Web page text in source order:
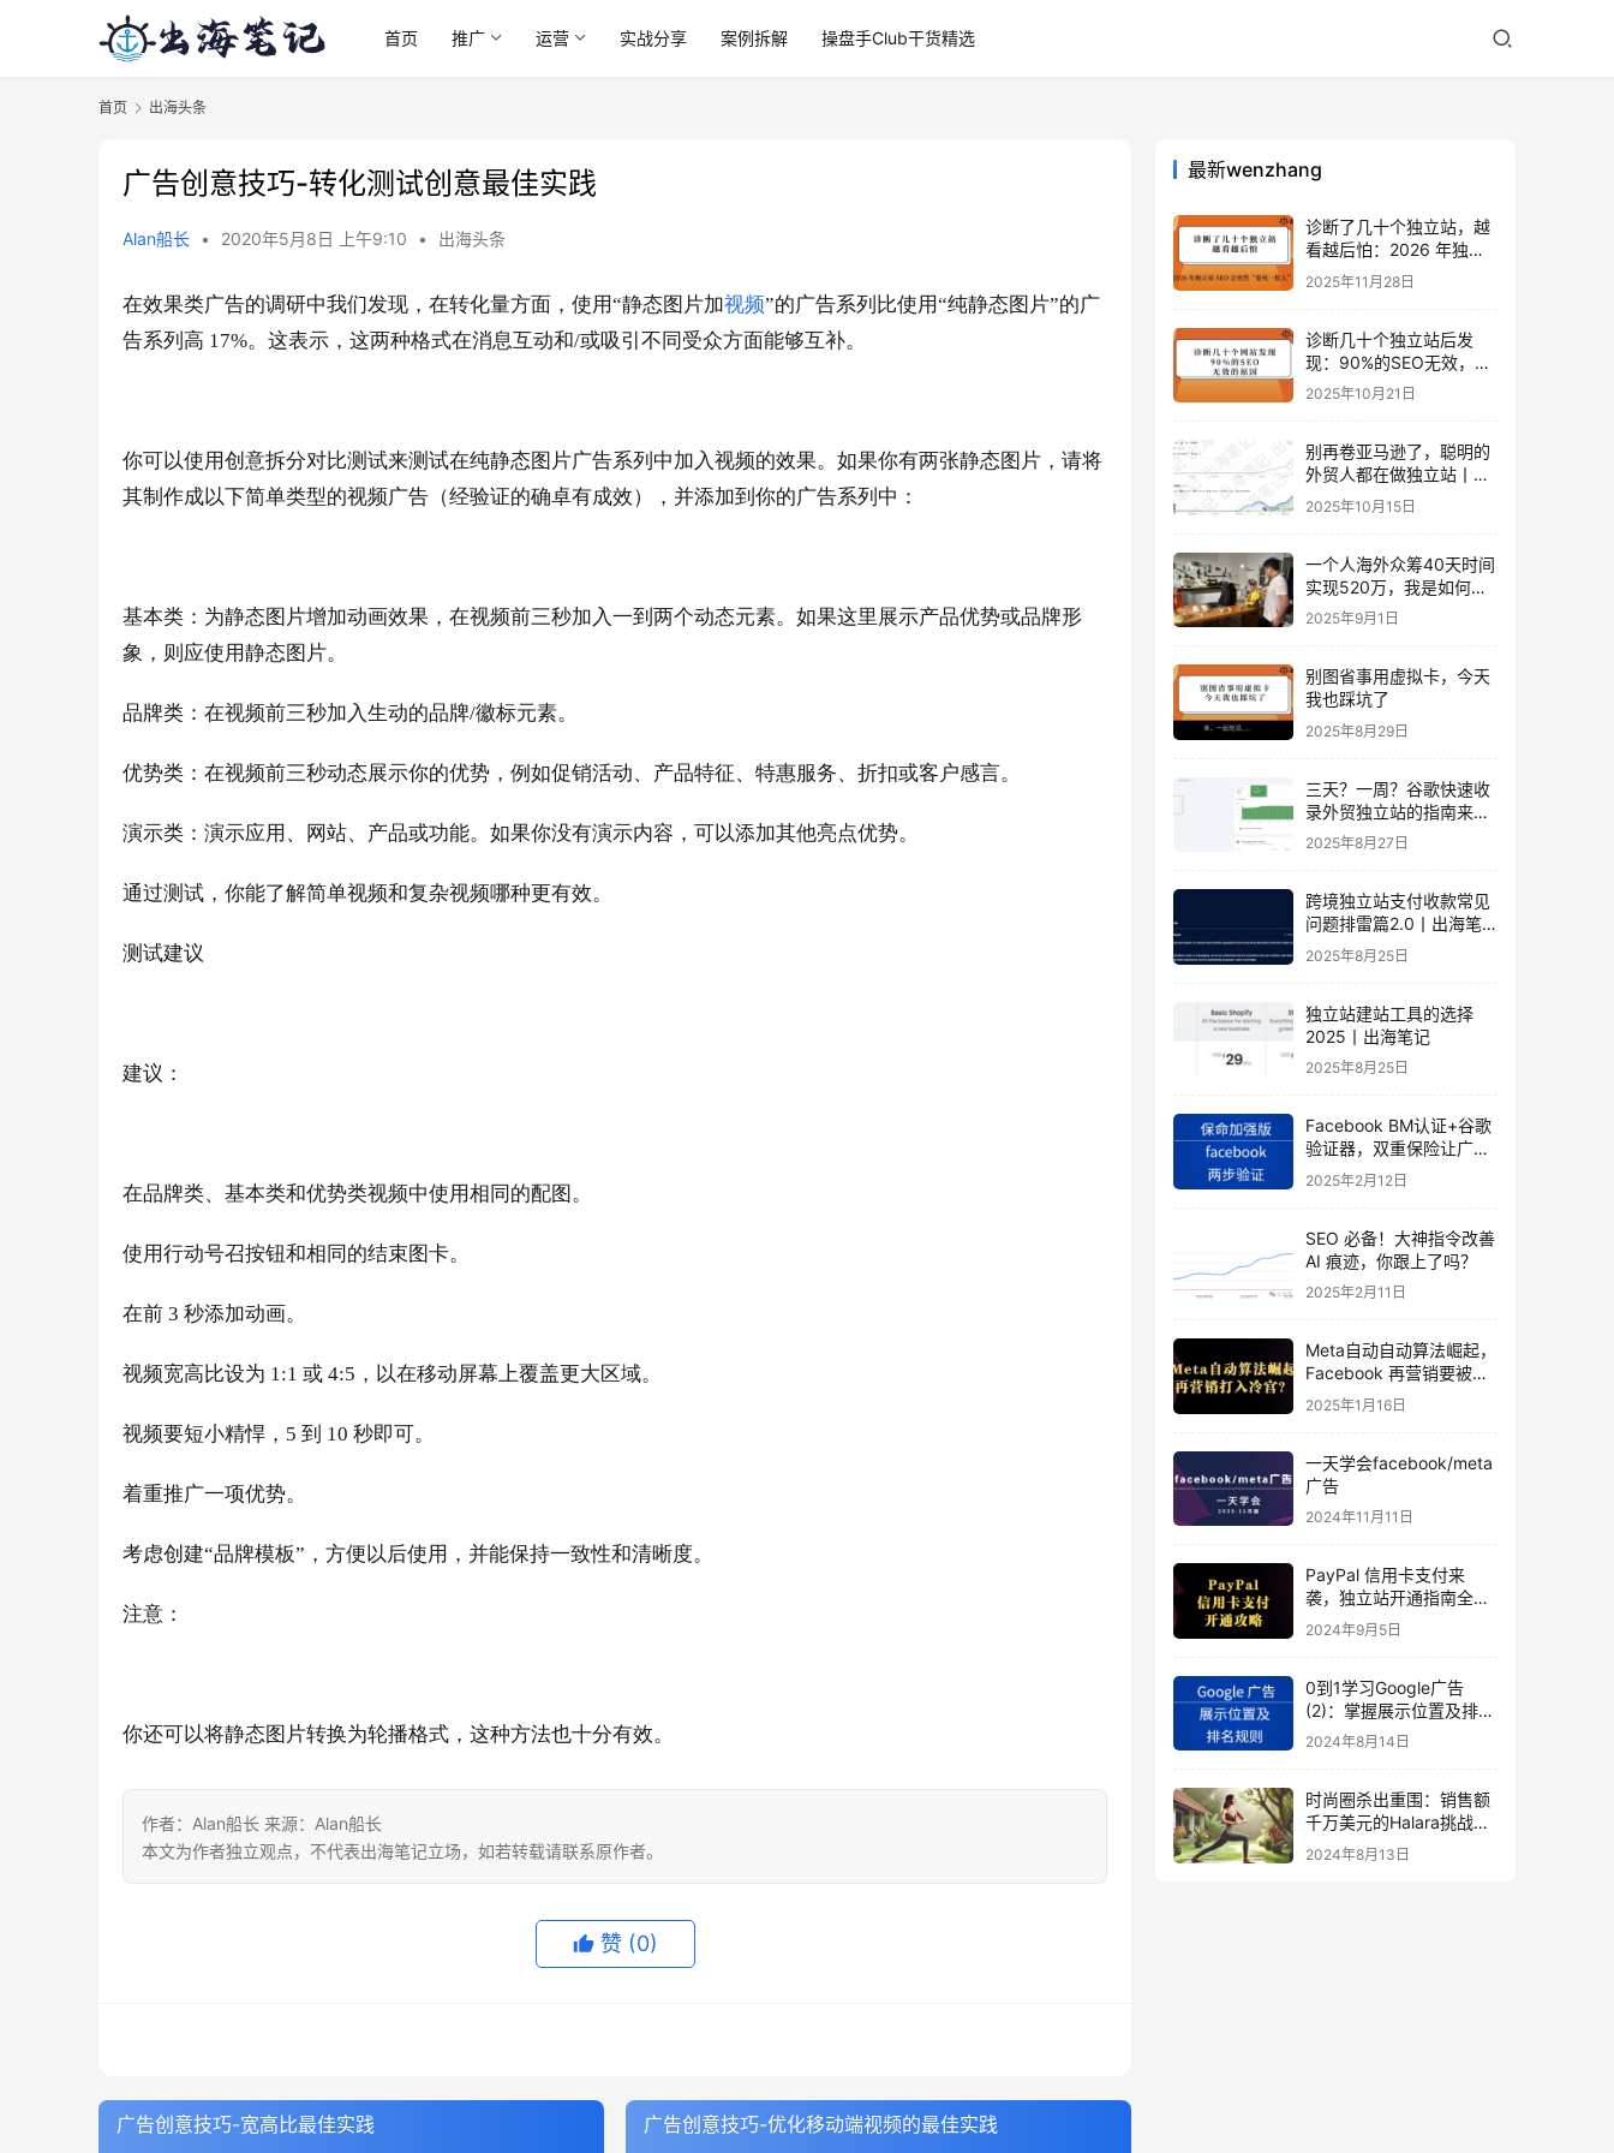
首页 推广 运营 实战分享 案例拆解 操盘手Club干货精选
首页 出海头条
广告创意技巧-转化测试创意最佳实践
Alan船长 • 2020年5月8日 上午9:10 • 出海头条
在效果类广告的调研中我们发现，在转化量方面，使用“静态图片加视频”的广告系列比使用“纯静态图片”的广
告系列高 17%。这表示，这两种格式在消息互动和/或吸引不同受众方面能够互补。
你可以使用创意拆分对比测试来测试在纯静态图片广告系列中加入视频的效果。如果你有两张静态图片，请将
其制作成以下简单类型的视频广告（经验证的确卓有成效），并添加到你的广告系列中：
基本类：为静态图片增加动画效果，在视频前三秒加入一到两个动态元素。如果这里展示产品优势或品牌形
象，则应使用静态图片。
品牌类：在视频前三秒加入生动的品牌/徽标元素。
优势类：在视频前三秒动态展示你的优势，例如促销活动、产品特征、特惠服务、折扣或客户感言。
演示类：演示应用、网站、产品或功能。如果你没有演示内容，可以添加其他亮点优势。
通过测试， 你能了解简单视频和复杂视频哪种更有效。
测试建议
建议：
在品牌类、基本类和优势类视频中使用相同的配图。
使用行动号召按钮和相同的结束图卡。
在前 3 秒添加动画。
视频宽高比设为 1:1 或 4:5，以在移动屏幕上覆盖更大区域。
视频要短小精悍， 5 到 10 秒即可。
着重推广一项优势。
考虑创建“品牌模板”，方便以后使用，并能保持一致性和清晰度。
注意：
你还可以将静态图片转换为轮播格式，这种方法也十分有效。
作者：Alan船长 来源：Alan船长
本文为作者独立观点，不代表出海笔记立场，如若转载请联系原作者。
赞 (0)
广告创意技巧-宽高比最佳实践 广告创意技巧-优化移动端视频的最佳实践
最新wenzhang
诊断了几十个独立站，越
看越后怕：2026 年独立
站 SEO 可能会突然“卷死
一批人”？
2025年11月28日
诊断几十个独立站后发
现：90%的SEO无效，是
因为忽略了这关键一步
2025年10月21日
别再卷亚马逊了，聪明的
外贸人都在做独立站丨出
海笔记
2025年10月15日
一个人海外众筹40天时间
实现520万，我是如何做
到的？丨出海笔记
2025年9月1日
别图省事用虚拟卡，今天
我也踩坑了
2025年8月29日
三天？一周？谷歌快速收
录外贸独立站的指南来
了！丨出海笔记
2025年8月27日
跨境独立站支付收款常见
问题排雷篇2.0丨出海笔
记
2025年8月25日
独立站建站工具的选择
2025丨出海笔记
2025年8月25日
Facebook BM认证+谷歌
验证器，双重保险让广告
投手账号稳如泰山
2025年2月12日
SEO 必备！大神指令改善
AI 痕迹，你跟上了吗？
2025年2月11日
Meta自动自动算法崛起，
Facebook 再营销要被打
入冷宫？
2025年1月16日
一天学会facebook/meta
广告
2024年11月11日
PayPal 信用卡支付来
袭，独立站开通指南全揭
秘
2024年9月5日
0到1学习Google广告
(2)：掌握展示位置及排名
规则
2024年8月14日
时尚圈杀出重围：销售额
千万美元的Halara挑战
SHEIN成新时尚巨头
（上）
2024年8月13日